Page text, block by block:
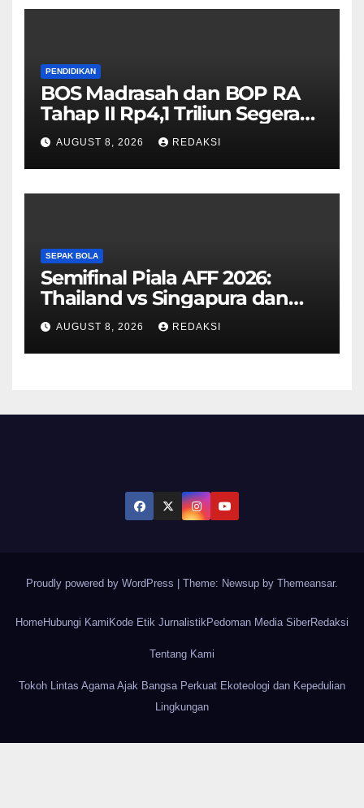
PENDIDIKAN
BOS Madrasah dan BOP RA
Tahap II Rp4,1 Triliun Segera
Cair, Berikut Jadwal
Pengajuannya
AUGUST 8, 2026 REDAKSI
SEPAK BOLA
Semifinal Piala AFF 2026:
Thailand vs Singapura dan
Vietnam vs Malaysia
AUGUST 8, 2026 REDAKSI
Proudly powered by WordPress | Theme: Newsup by Themeansar.
HomeHubungi Kami Kode Etik JurnalistikPedoman Media SiberRedaksi
Tentang Kami
Tokoh Lintas Agama Ajak Bangsa Perkuat Ekoteologi dan Kepedulian
Lingkungan